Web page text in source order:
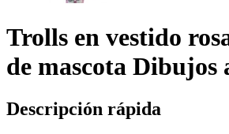
Trolls en vestido
de mascota Dibujos
Descripción rápida